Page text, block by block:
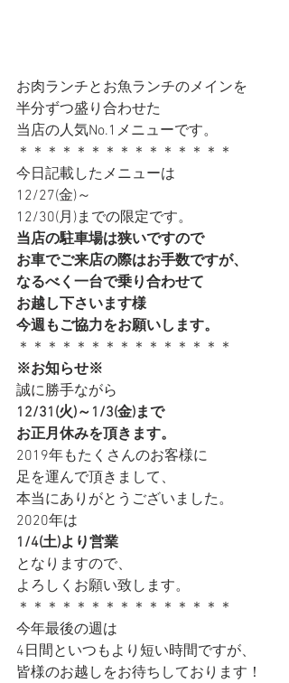
お肉ランチとお魚ランチのメインを
半分ずつ盛り合わせた
当店の人気No.1メニューです。
＊＊＊＊＊＊＊＊＊＊＊＊＊＊＊
今日記載したメニューは
12/27(金)～
12/30(月)までの限定です。
当店の駐車場は狭いですので
お車でご来店の際はお手数ですが、
なるべく一台で乗り合わせて
お越し下さいます様
今週もご協力をお願いします。
＊＊＊＊＊＊＊＊＊＊＊＊＊＊＊
※お知らせ※
誠に勝手ながら
12/31(火)～1/3(金)まで
お正月休みを頂きます。
2019年もたくさんのお客様に
足を運んで頂きまして、
本当にありがとうございました。
2020年は
1/4(土)より営業
となりますので、
よろしくお願い致します。
＊＊＊＊＊＊＊＊＊＊＊＊＊＊＊
今年最後の週は
4日間といつもより短い時間ですが、
皆様のお越しをお待ちしております！